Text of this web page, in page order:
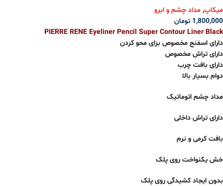
میکاپ, مداد چشم و ابرو
1,800,000 تومان
PIERRE RENE Eyeliner Pencil Super Contour Liner Black
دارای اسفنج مخصوص برای محو کردن
دارای تراش مخصوص
دارای بافت چرب
دوام بسیار بالا
مداد چشم اتوماتیک
دارای تراش داخلی
بافت کرمی و نرم
خش یکنواخت روی پلک
بدون ایجاد کشیدگی روی پلک